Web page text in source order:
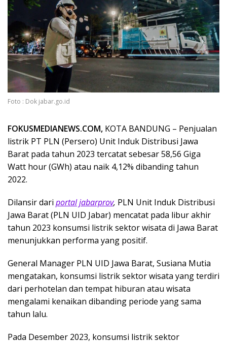
Foto : Dok jabar.go.id
FOKUSMEDIANEWS.COM, KOTA BANDUNG – Penjualan
listrik PT PLN (Persero) Unit Induk Distribusi Jawa
Barat pada tahun 2023 tercatat sebesar 58,56 Giga
Watt hour (GWh) atau naik 4,12% dibanding tahun
2022.
Dilansir dari portal jabarprov, PLN Unit Induk Distribusi
Jawa Barat (PLN UID Jabar) mencatat pada libur akhir
tahun 2023 konsumsi listrik sektor wisata di Jawa Barat
menunjukkan performa yang positif.
General Manager PLN UID Jawa Barat, Susiana Mutia
mengatakan, konsumsi listrik sektor wisata yang terdiri
dari perhotelan dan tempat hiburan atau wisata
mengalami kenaikan dibanding periode yang sama
tahun lalu.
Pada Desember 2023, konsumsi listrik sektor